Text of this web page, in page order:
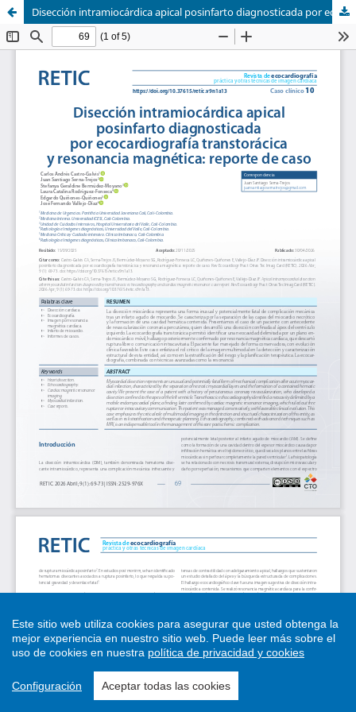
Disección intramiocárdica apical posinfarto diagnosticada por ecocardiografía transtorácica y resonancia magnética: reporte de caso
Este sitio web utiliza cookies para asegurar que usted obtenga la
mejor experiencia en nuestro sitio web. Puede leer más sobre el
uso de cookies en nuestra política de privacidad y cookies
Configuración Aceptar todas las cookies